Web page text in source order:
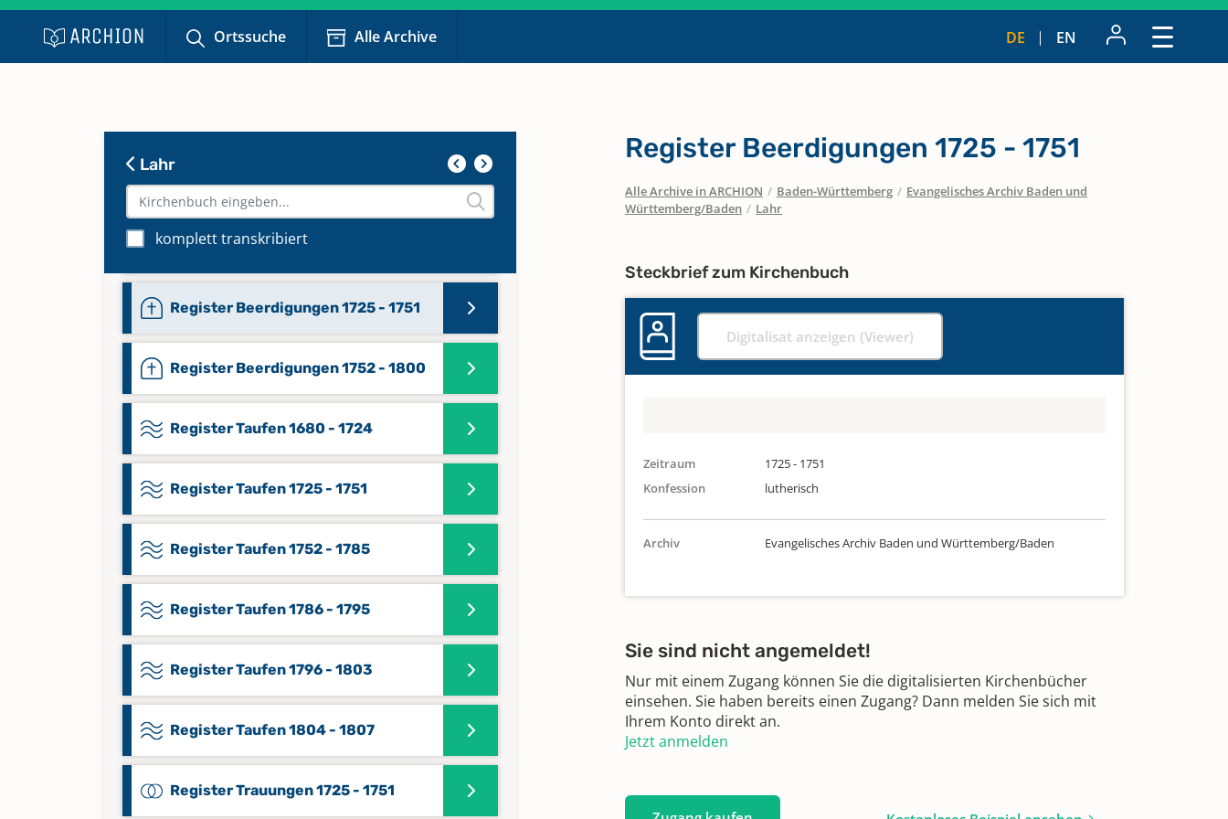
Ortssuche Alle Archive DE EN
Lahr
komplett transkribiert
Mischbuch 1725 - 1751
Mischbuch Apr. 1783 - Nov. 1796
(B - Z)
Register Beerdigungen 1725 - 1751
Register Beerdigungen 1752 - 1800
Register Taufen 1680 - 1724
Register Taufen 1725 - 1751
Register Taufen 1752 - 1785
Register Taufen 1786 - 1795
Register Taufen 1796 - 1803
Register Taufen 1804 - 1807
Register Trauungen 1725 - 1751
Register Beerdigungen 1725 - 1751
Alle Archive in ARCHION / Baden-Württemberg / Evangelisches Archiv Baden und
Württemberg/Baden / Lahr
Steckbrief zum Kirchenbuch
Digitalisat anzeigen (Viewer)
Zeitraum
1725 - 1751
Konfession
lutherisch
Archiv Evangelisches Archiv Baden und Württemberg/Baden
Sie sind nicht angemeldet!
Nur mit einem Zugang können Sie die digitalisierten Kirchenbücher
einsehen. Sie haben bereits einen Zugang? Dann melden Sie sich mit
Ihrem Konto direkt an.
Jetzt anmelden